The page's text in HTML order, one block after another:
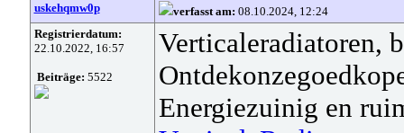
uskehqmw0p verfasst am: 08.10.2024, 12:24
Registrierdatum:
22.10.2022, 16:57
Beiträge: 5522
Verticaleradiatoren,
Energiezuinig en